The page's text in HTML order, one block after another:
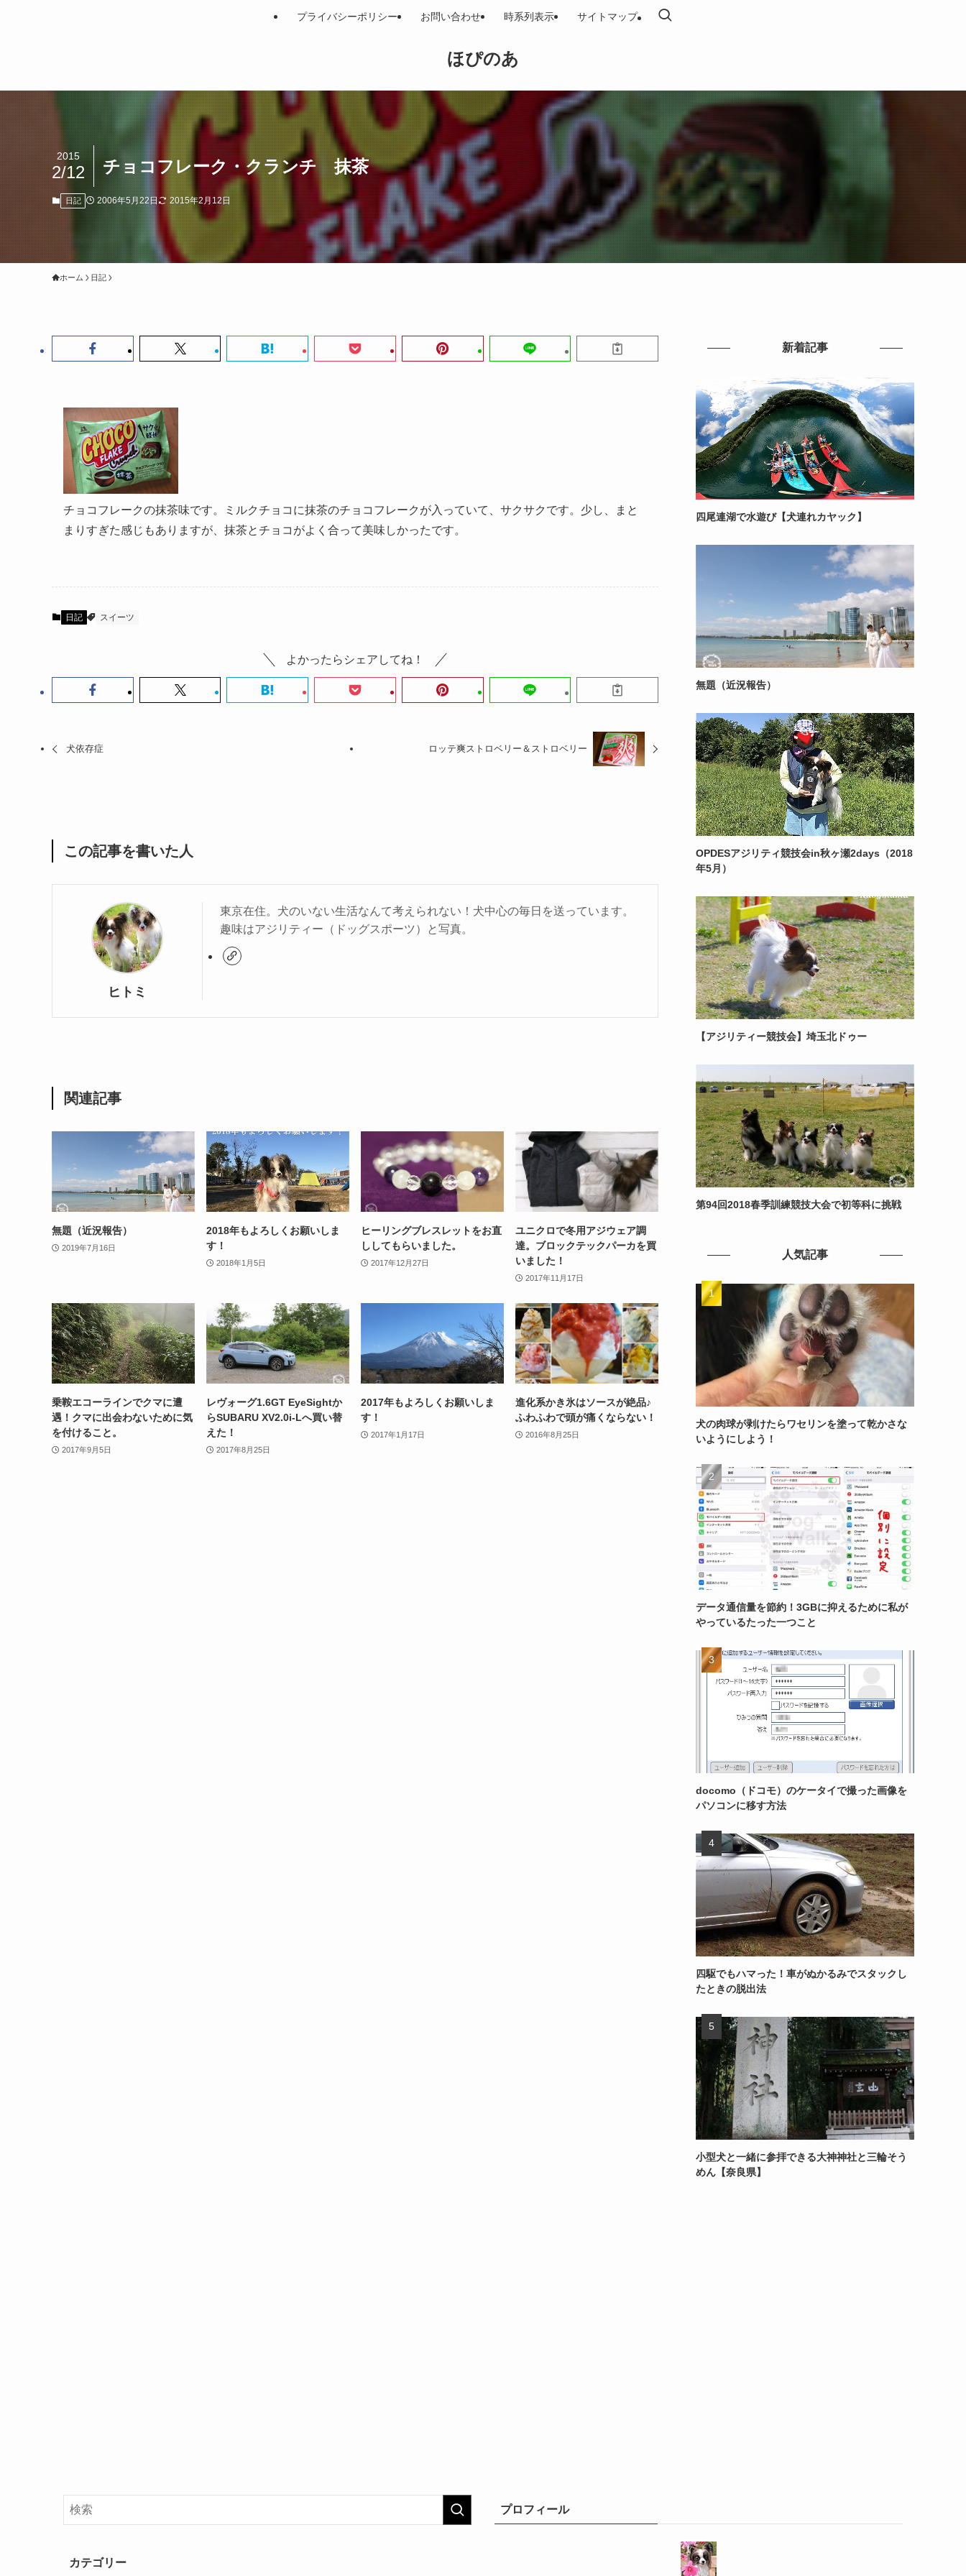
ほぴのあ
プライバシーポリシー お問い合わせ 時系列表示 サイトマップ
チョコフレーク・クランチ 抹茶
2015
2/12
日記 2006年5月22日 2015年2月12日
ホーム 日記
チョコフレークの抹茶味です。ミルクチョコに抹茶のチョコフレークが入っていて、サクサクです。少し、まと
まりすぎた感じもありますが、抹茶とチョコがよく合って美味しかったです。
日記 スイーツ
よかったらシェアしてね！
犬依存症 ロッテ爽ストロベリー＆ストロベリー
この記事を書いた人
ヒトミ
東京在住。犬のいない生活なんて考えられない！犬中心の毎日を送っています。
趣味はアジリティー（ドッグスポーツ）と写真。
関連記事
無題（近況報告）
2019年7月16日
2018年もよろしくお願いしま
す！
2018年1月5日
ヒーリングブレスレットをお直
ししてもらいました。
2017年12月27日
ユニクロで冬用アジウェア調
達。ブロックテックパーカを買
いました！
2017年11月17日
乗鞍エコーラインでクマに遭
遇！クマに出会わないために気
を付けること。
2017年9月5日
レヴォーグ1.6GT EyeSightか
らSUBARU XV2.0i-Lへ買い替
えた！
2017年8月25日
2017年もよろしくお願いしま
す！
2017年1月17日
進化系かき氷はソースが絶品♪
ふわふわで頭が痛くならない！
2016年8月25日
新着記事
四尾連湖で水遊び【犬連れカヤック】
無題（近況報告）
OPDESアジリティ競技会in秋ヶ瀬2days（2018
年5月）
【アジリティー競技会】埼玉北ドゥー
第94回2018春季訓練競技大会で初等科に挑戦
人気記事
犬の肉球が剥けたらワセリンを塗って乾かさな
いようにしよう！
データ通信量を節約！3GBに抑えるために私が
やっているたった一つこと
docomo（ドコモ）のケータイで撮った画像を
パソコンに移す方法
四駆でもハマった！車がぬかるみでスタックし
たときの脱出法
小型犬と一緒に参拝できる大神神社と三輪そう
めん【奈良県】
カテゴリー
プロフィール